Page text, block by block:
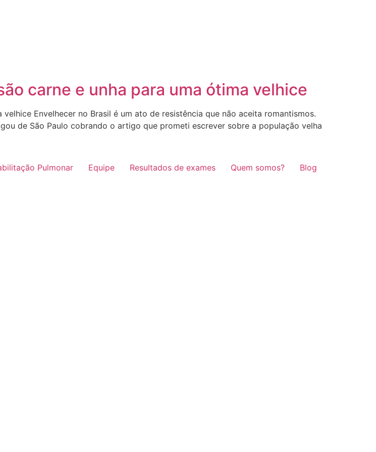
carne e unha para uma ótima velhice
Envelhecer no Brasil é um ato de resistência que não aceita romantismos.
de São Paulo cobrando o artigo que prometi escrever sobre a população velha
Pulmonar Equipe Resultados de exames Quem somos? Blog